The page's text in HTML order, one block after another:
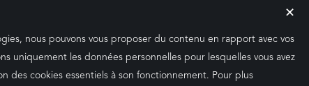
✕
nous pouvons vous proposer du contenu en rapport avec vos
uniquement les données personnelles pour lesquelles vous avez
cookies essentiels à son fonctionnement. Pour plus